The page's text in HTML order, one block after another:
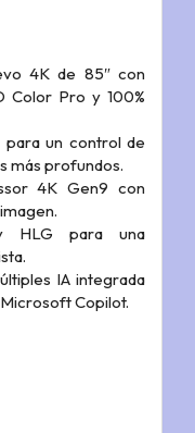
4K de 85″ con
Color Pro y 100%
para un control de
más profundos.
4K Gen9 con
y HLG para una
IA integrada
Copilot.